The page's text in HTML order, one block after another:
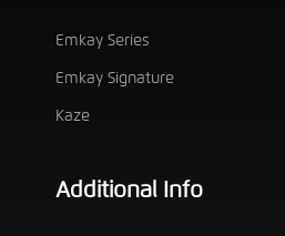
Emkay Series
Emkay Signature
Kaze
Additional Info